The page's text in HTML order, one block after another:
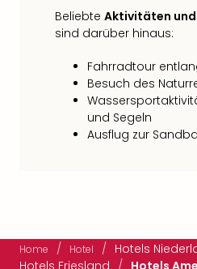
Beliebte Aktivitäten
sind darüber hinaus:
Fahrradtour
Besuch des
und Segeln
Ausflug zur
Home / Hotel / Hotels
Hotels Friesland / Hotels